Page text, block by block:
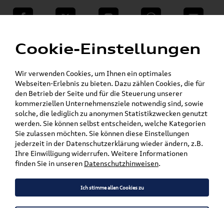
teilen Twitter Instagram WhatsApp E-Mail
VW Shop - VW Originalteile und Zubehör »
Audi Produkte
Mein Kundenkonto Warenkorb
Artikel für ihr Modell
Marke wählen
Modell wählen
Karosserieform wählen
Cookie-Einstellungen
Wir verwenden Cookies, um Ihnen ein optimales
Webseiten-Erlebnis zu bieten. Dazu zählen Cookies, die für
den Betrieb der Seite und für die Steuerung unserer
kommerziellen Unternehmensziele notwendig sind, sowie
solche, die lediglich zu anonymen Statistikzwecken genutzt
werden. Sie können selbst entscheiden, welche Kategorien
Sie zulassen möchten. Sie können diese Einstellungen
jederzeit in der Datenschutzerklärung wieder ändern, z.B.
Ihre Einwilligung widerrufen. Weitere Informationen
finden Sie in unseren Datenschutzhinweisen.
Ich stimme allen Cookies zu